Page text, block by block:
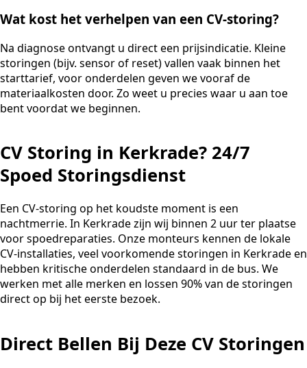
Wat kost het verhelpen van een CV-storing?
Na diagnose ontvangt u direct een prijsindicatie. Kleine
storingen (bijv. sensor of reset) vallen vaak binnen het
starttarief, voor onderdelen geven we vooraf de
materiaalkosten door. Zo weet u precies waar u aan toe
bent voordat we beginnen.
CV Storing in Kerkrade? 24/7
Spoed Storingsdienst
Een CV-storing op het koudste moment is een
nachtmerrie. In Kerkrade zijn wij binnen 2 uur ter plaatse
voor spoedreparaties. Onze monteurs kennen de lokale
CV-installaties, veel voorkomende storingen in Kerkrade en
hebben kritische onderdelen standaard in de bus. We
werken met alle merken en lossen 90% van de storingen
direct op bij het eerste bezoek.
Direct Bellen Bij Deze CV Storingen